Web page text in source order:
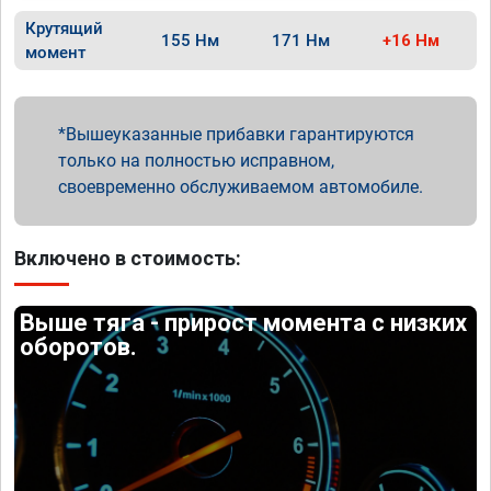
Крутящий
момент
155 Нм 171 Нм +16 Нм
Вышеуказанные прибавки гарантируются
только на полностью исправном,
своевременно обслуживаемом автомобиле.
Включено в стоимость:
Выше тяга - прирост момента с низких
оборотов.